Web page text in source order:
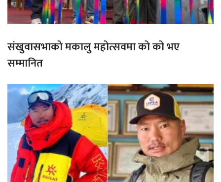
संखुवासभाको मकालु महोत्सवमा को को भए
सम्मानित